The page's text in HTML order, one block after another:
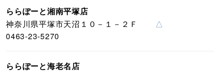
ららぽーと湘南平塚店
神奈川県平塚市天沼１０－１－２Ｆ
0463-23-5270
△
ららぽーと海老名店